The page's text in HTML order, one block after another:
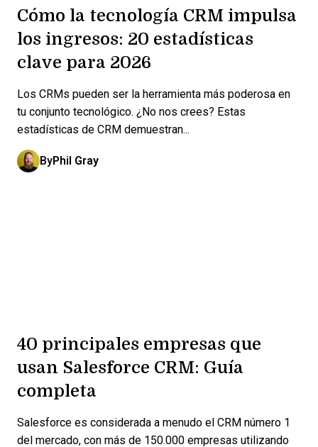
Cómo la tecnología CRM impulsa
los ingresos: 20 estadísticas
clave para 2026
Los CRMs pueden ser la herramienta más poderosa en
tu conjunto tecnológico. ¿No nos crees? Estas
estadísticas de CRM demuestran...
ByPhil Gray
40 principales empresas que
usan Salesforce CRM: Guía
completa
Salesforce es considerada a menudo el CRM número 1
del mercado, con más de 150.000 empresas utilizando